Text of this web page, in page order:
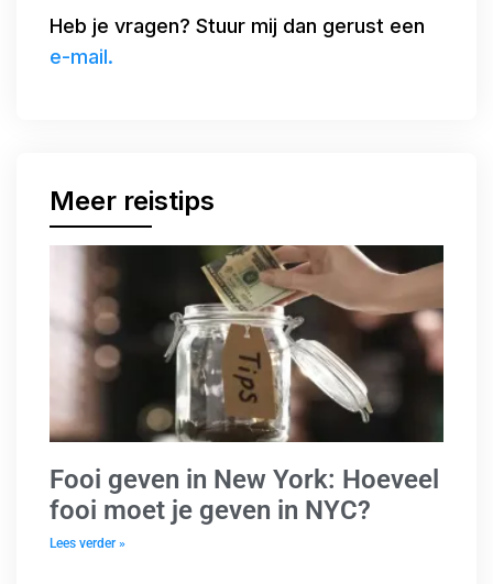
Heb je vragen? Stuur mij dan gerust een
e-mail.
Meer reistips
Fooi geven in New York: Hoeveel
fooi moet je geven in NYC?
Lees verder »